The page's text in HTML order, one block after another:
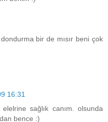
bir de mısır beni çok
16:31
sağlık canım. olsunda
bence :)